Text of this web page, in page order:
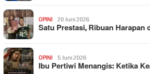
OPINI 20 Juni 2026
Satu Prestasi, Ribuan Harapan
OPINI 5 Juni 2026
Ibu Pertiwi Menangis: Ketika